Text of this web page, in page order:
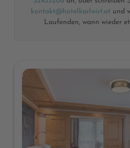
kontakt@hotelkarlwirt.atund
Laufenden, wann wieder